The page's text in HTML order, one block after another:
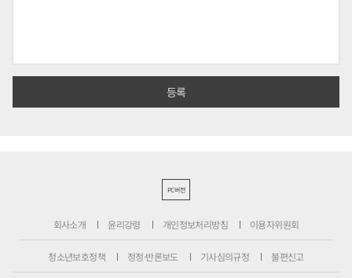
PC버전
회사소개 윤리강령 개인정보처리방침 이용자위원회
청소년보호정책 정정·반론보도 기사심의규정 불편신고